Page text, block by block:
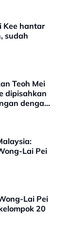
Kee hantar
sudah
Teoh Mei
dipisahkan
dengan
Lai Pei
Lai Pei
20